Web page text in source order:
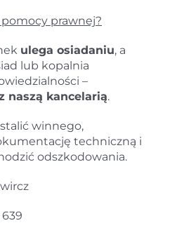
prawnej?
ulega osiadaniu, a
lub kopalnia
–
naszą kancelarią.
winnego,
techniczną i
odszkodowania.